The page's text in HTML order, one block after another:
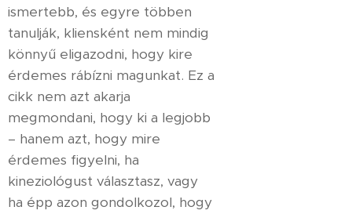
ismertebb, és egyre többen
tanulják, kliensként nem mindig
könnyű eligazodni, hogy kire
érdemes rábízni magunkat. Ez a
cikk nem azt akarja
megmondani, hogy ki a legjobb
– hanem azt, hogy mire
érdemes figyelni, ha
kineziológust választasz, vagy
ha épp azon gondolkozol, hogy